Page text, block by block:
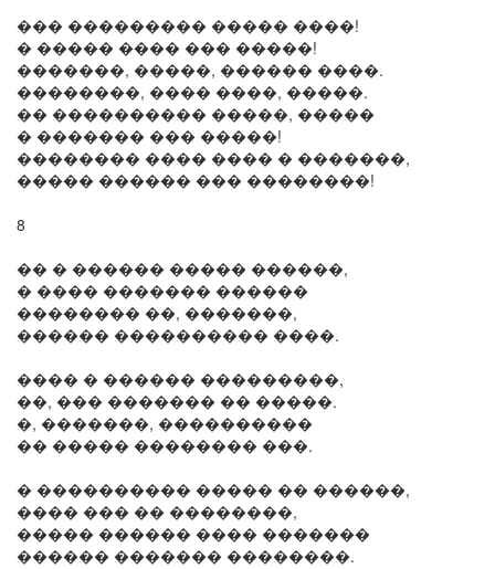
��� ��������� ����� ����!
� ����� ���� ��� �����!
�������, �����, ������ ����.
��������, ���� ����, �����.
�� ���������� �����, �����
� ������� ��� �����!
�������� ���� ���� � �������,
����� ������ ��� ��������!
8
�� � ������ ����� ������,
� ���� ������� ������
�������� ��, �������,
������ ���������� ����.
���� � ������ ���������,
��, ��� ������� �� �����.
�, �������, ����������
�� ����� �������� ���.
� ���������� ����� �� ������,
���� ��� �� ��������,
����� ������ ���� �������
������ ������� ��������.